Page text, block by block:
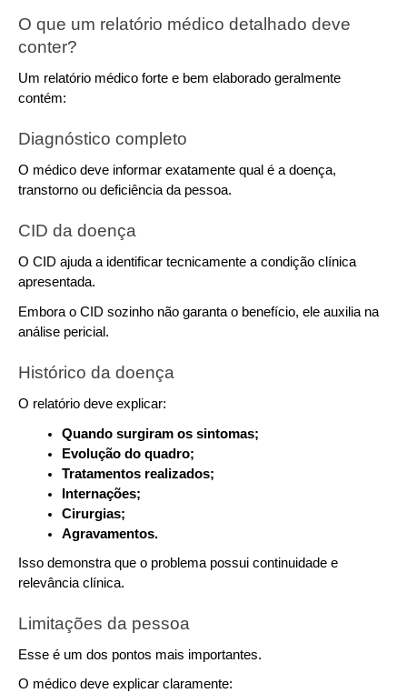
O que um relatório médico detalhado deve
conter?
Um relatório médico forte e bem elaborado geralmente
contém:
Diagnóstico completo
O médico deve informar exatamente qual é a doença,
transtorno ou deficiência da pessoa.
CID da doença
O CID ajuda a identificar tecnicamente a condição clínica
apresentada.
Embora o CID sozinho não garanta o benefício, ele auxilia na
análise pericial.
Histórico da doença
O relatório deve explicar:
Quando surgiram os sintomas;
Evolução do quadro;
Tratamentos realizados;
Internações;
Cirurgias;
Agravamentos.
Isso demonstra que o problema possui continuidade e
relevância clínica.
Limitações da pessoa
Esse é um dos pontos mais importantes.
O médico deve explicar claramente: